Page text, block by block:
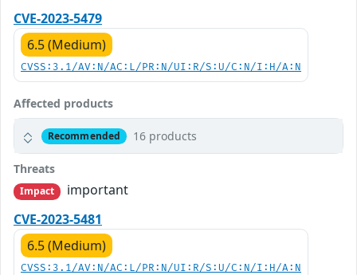
CVE-2023-5479
6.5 (Medium)
CVSS:3.1/AV:N/AC:L/PR:N/UI:R/S:U/C:N/I:H/A:N
Affected products
Recommended 16 products
Threats
Impact
important
CVE-2023-5481
6.5 (Medium)
CVSS:3.1/AV:N/AC:L/PR:N/UI:R/S:U/C:N/I:H/A:N